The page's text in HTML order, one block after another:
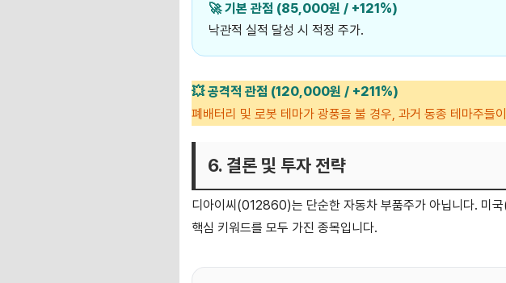
🚀 기본 관점 (85,000원 / +121%)
낙관적 실적 달성 시 적정 주가.
💥 공격적 관점 (120,000원 / +211%)
폐배터리 및 로봇 테마가 광풍을 불 경우, 과거 동종 테마주들
6. 결론 및 투자 전략
디아이씨(012860)는 단순한 자동차 부품주가 아닙니다. 미
핵심 키워드를 모두 가진 종목입니다.